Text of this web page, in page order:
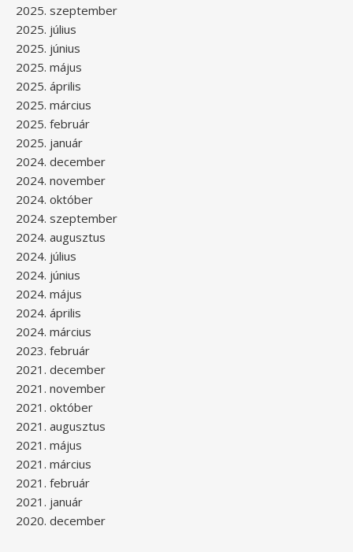
2025. szeptember
2025. július
2025. június
2025. május
2025. április
2025. március
2025. február
2025. január
2024. december
2024. november
2024. október
2024. szeptember
2024. augusztus
2024. július
2024. június
2024. május
2024. április
2024. március
2023. február
2021. december
2021. november
2021. október
2021. augusztus
2021. május
2021. március
2021. február
2021. január
2020. december